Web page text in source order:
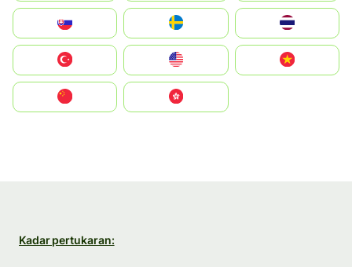
United States
中國香港特別行政區
Kadar pertukaran: